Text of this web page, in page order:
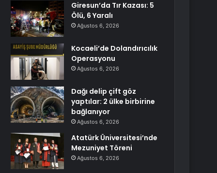
Giresun’da Tır Kazası: 5
Ölü, 6 Yaralı
Ağustos 6, 2026
Kocaeli’de Dolandırıcılık
Operasyonu
Ağustos 6, 2026
Dağı delip çift göz
yaptılar: 2 ülke birbirine
bağlanıyor
Ağustos 6, 2026
Atatürk Üniversitesi’nde
Mezuniyet Töreni
Ağustos 6, 2026